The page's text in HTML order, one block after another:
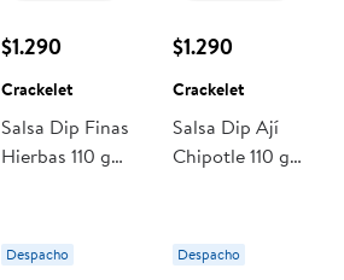
$1.290
Crackelet
Salsa Dip Finas
Hierbas 110 g
Despacho
$1.290
Crackelet
Salsa Dip Ají
Chipotle 110 g
Despacho